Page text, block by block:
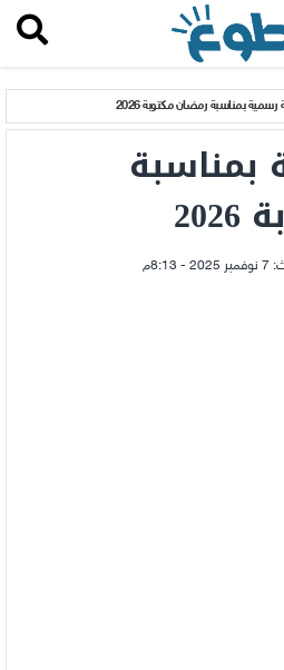
رسمية بمناسبة رمضان مكتوبة 2026
بمناسبة
7 نوفمبر 2025 - 8:13م